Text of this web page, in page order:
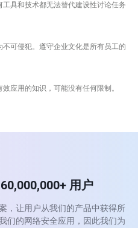
具和技术都无法替代建设性讨论任务
可侵犯。遵守企业文化是所有员工的
应用的知识，可能没有任何限制。
用户
，让用户从我们的产品中获得所
们的网络安全应用，因此我们为